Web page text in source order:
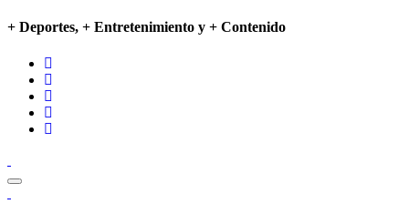
+ Deportes, + Entretenimiento y + Contenido